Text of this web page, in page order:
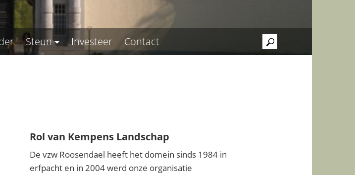
Steun Investeer Contact
>
Rol van Kempens Landschap
De vzw Roosendael heeft het domein sinds 1984 in
erfpacht en in 2004 werd onze organisatie